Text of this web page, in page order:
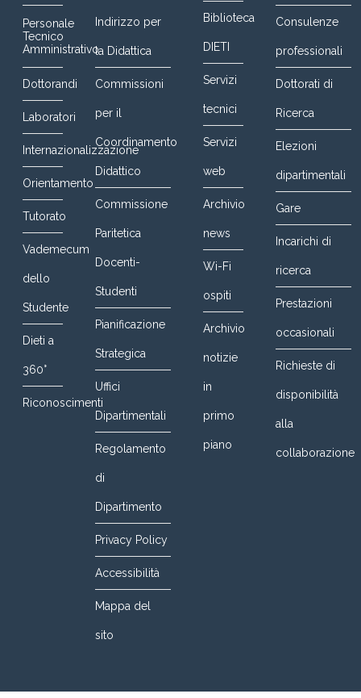
Personale
Tecnico
Amministrativo
Dottorandi
Laboratori
Internazionalizzazione
Orientamento
Tutorato
Vademecum
dello
Studente
Dieti a
360°
Riconoscimenti
Indirizzo per
la Didattica
Commissioni
per il
Coordinamento
Didattico
Commissione
Paritetica
Docenti-
Studenti
Pianificazione
Strategica
Uffici
Dipartimentali
Regolamento
di
Dipartimento
Privacy Policy
Accessibilità
Mappa del
sito
Biblioteca
DIETI
Servizi
tecnici
Servizi
web
Archivio
news
Wi-Fi
ospiti
Archivio
notizie
in
primo
piano
Consulenze
professionali
Dottorati di
Ricerca
Elezioni
dipartimentali
Gare
Incarichi di
ricerca
Prestazioni
occasionali
Richieste di
disponibilità
alla
collaborazione